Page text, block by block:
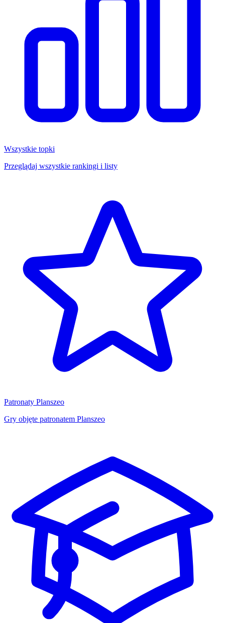
Wszystkie topki
Przeglądaj wszystkie rankingi i listy
Patronaty Planszeo
Gry objęte patronatem Planszeo